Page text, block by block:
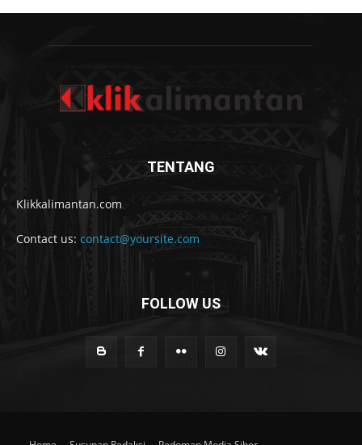
TENTANG
Klikkalimantan.com
Contact us: contact@yoursite.com
FOLLOW US